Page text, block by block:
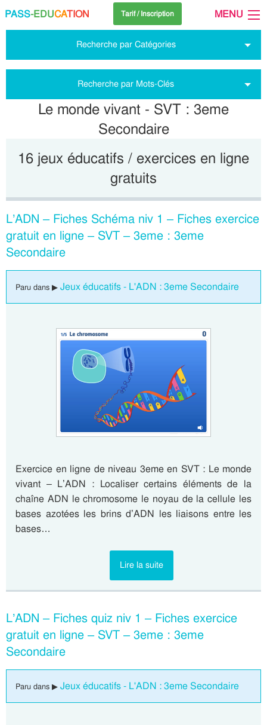
PASS-EDUCATION Tarif / Inscription MENU
Recherche par Catégories
Recherche par Mots-Clés
Le monde vivant - SVT : 3eme
Secondaire
16 jeux éducatifs / exercices en ligne
gratuits
L’ADN – Fiches Schéma niv 1 – Fiches exercice
gratuit en ligne – SVT – 3eme : 3eme
Secondaire
Paru dans ▶ Jeux éducatifs - L'ADN : 3eme Secondaire
Exercice en ligne de niveau 3eme en SVT : Le monde
vivant – L’ADN : Localiser certains éléments de la
chaîne ADN le chromosome le noyau de la cellule les
bases azotées les brins d’ADN les liaisons entre les
bases…
Lire la suite
L’ADN – Fiches quiz niv 1 – Fiches exercice
gratuit en ligne – SVT – 3eme : 3eme
Secondaire
Paru dans ▶ Jeux éducatifs - L'ADN : 3eme Secondaire